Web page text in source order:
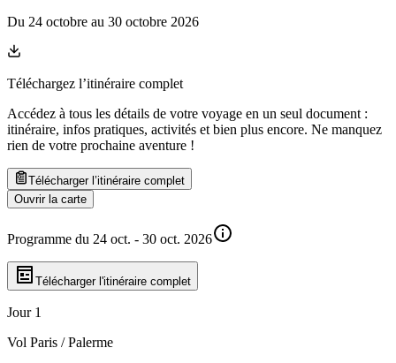
Du 24 octobre au 30 octobre 2026
Téléchargez l’itinéraire complet
Accédez à tous les détails de votre voyage en un seul document :
itinéraire, infos pratiques, activités et bien plus encore. Ne manquez
rien de votre prochaine aventure !
Télécharger l’itinéraire complet
Ouvrir la carte
Programme du 24 oct. - 30 oct. 2026
Télécharger l'itinéraire complet
Jour 1
Vol Paris / Palerme